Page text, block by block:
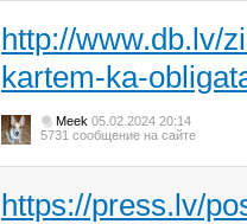
http://www.db.lv/
kartem-ka-
Meek 05.02.2024 20:14
5731 сообщение на сайте
https://press.lv/